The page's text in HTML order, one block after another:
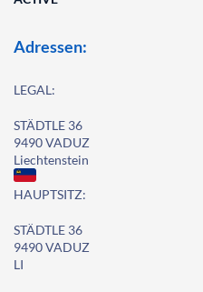
Adressen:
LEGAL:
STÄDTLE 36
9490 VADUZ
Liechtenstein
HAUPTSITZ:
STÄDTLE 36
9490 VADUZ
LI